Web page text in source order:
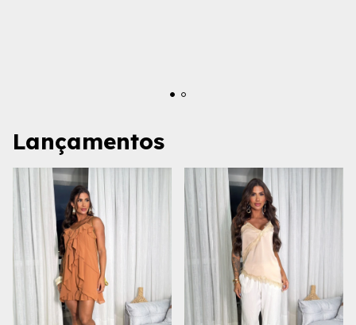
Lançamentos